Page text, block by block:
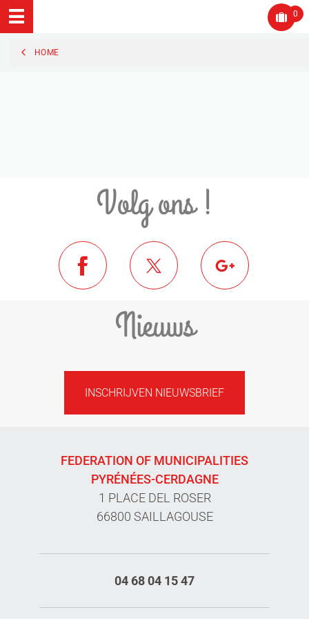
0
HOME
Volg ons !
Nieuws
INSCHRIJVEN NIEUWSBRIEF
FEDERATION OF MUNICIPALITIES
PYRÉNÉES-CERDAGNE
1 PLACE DEL ROSER
66800 SAILLAGOUSE
04 68 04 15 47